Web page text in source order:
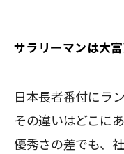
サラリーマンは大
日本長者番付にラ
その違いはどこに
優秀さの差でも、